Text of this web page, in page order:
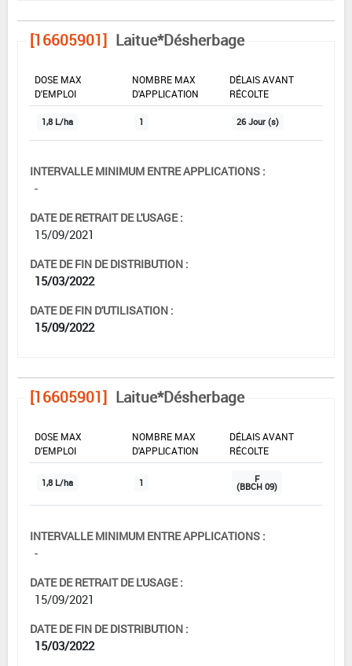
[16605901] Laitue*Désherbage
DOSE MAX
D'EMPLOI
NOMBRE MAX
D'APPLICATION
DÉLAIS AVANT
RÉCOLTE
1,8 L/ha 1 26 Jour (s)
INTERVALLE MINIMUM ENTRE APPLICATIONS :
-
DATE DE RETRAIT DE L'USAGE :
15/09/2021
DATE DE FIN DE DISTRIBUTION :
15/03/2022
DATE DE FIN D'UTILISATION :
15/09/2022
[16605901] Laitue*Désherbage
DOSE MAX
D'EMPLOI
NOMBRE MAX
D'APPLICATION
DÉLAIS AVANT
RÉCOLTE
1,8 L/ha 1 F
(BBCH 09)
INTERVALLE MINIMUM ENTRE APPLICATIONS :
-
DATE DE RETRAIT DE L'USAGE :
15/09/2021
DATE DE FIN DE DISTRIBUTION :
15/03/2022